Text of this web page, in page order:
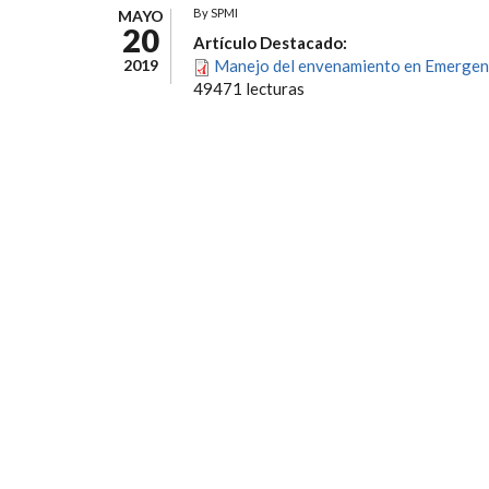
MAYO
20
2019
BySPMI
Artículo Destacado:
Manejo del envenamiento en
49471 lecturas